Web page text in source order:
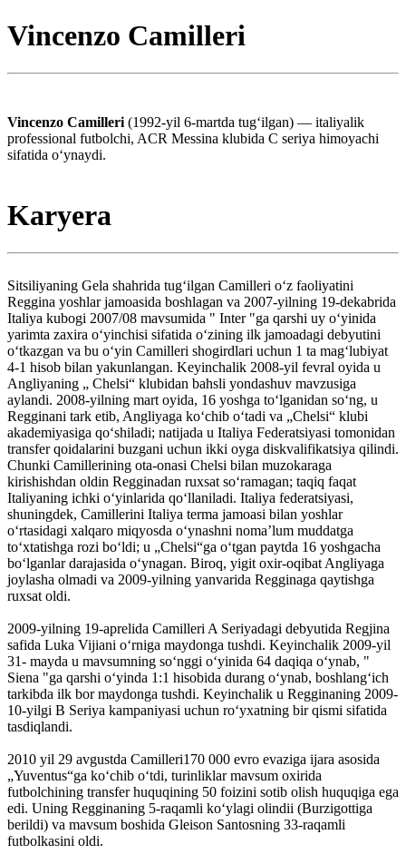
Vincenzo Camilleri
Vincenzo Camilleri (1992-yil 6-martda tugʻilgan) — italiyalik
professional futbolchi, ACR Messina klubida C seriya himoyachi
sifatida oʻynaydi.
Karyera
Sitsiliyaning Gela shahrida tugʻilgan Camilleri oʻz faoliyatini
Reggina yoshlar jamoasida boshlagan va 2007-yilning 19-dekabrida
Italiya kubogi 2007/08 mavsumida " Inter "ga qarshi uy oʻyinida
yarimta zaxira oʻyinchisi sifatida oʻzining ilk jamoadagi debyutini
oʻtkazgan va bu oʻyin Camilleri shogirdlari uchun 1 ta mag‘lubiyat
4-1 hisob bilan yakunlangan. Keyinchalik 2008-yil fevral oyida u
Angliyaning „ Chelsi“ klubidan bahsli yondashuv mavzusiga
aylandi. 2008-yilning mart oyida, 16 yoshga toʻlganidan soʻng, u
Regginani tark etib, Angliyaga koʻchib oʻtadi va „Chelsi“ klubi
akademiyasiga qoʻshiladi; natijada u Italiya Federatsiyasi tomonidan
transfer qoidalarini buzgani uchun ikki oyga diskvalifikatsiya qilindi.
Chunki Camillerining ota-onasi Chelsi bilan muzokaraga
kirishishdan oldin Regginadan ruxsat soʻramagan; taqiq faqat
Italiyaning ichki oʻyinlarida qoʻllaniladi. Italiya federatsiyasi,
shuningdek, Camillerini Italiya terma jamoasi bilan yoshlar
oʻrtasidagi xalqaro miqyosda oʻynashni nomaʼlum muddatga
toʻxtatishga rozi boʻldi; u „Chelsi“ga oʻtgan paytda 16 yoshgacha
boʻlganlar darajasida oʻynagan. Biroq, yigit oxir-oqibat Angliyaga
joylasha olmadi va 2009-yilning yanvarida Regginaga qaytishga
ruxsat oldi.
2009-yilning 19-aprelida Camilleri A Seriyadagi debyutida Regjina
safida Luka Vijiani o‘rniga maydonga tushdi. Keyinchalik 2009-yil
31- mayda u mavsumning soʻnggi oʻyinida 64 daqiqa oʻynab, "
Siena "ga qarshi oʻyinda 1:1 hisobida durang oʻynab, boshlangʻich
tarkibda ilk bor maydonga tushdi. Keyinchalik u Regginaning 2009-
10-yilgi B Seriya kampaniyasi uchun roʻyxatning bir qismi sifatida
tasdiqlandi.
2010 yil 29 avgustda Camilleri170 000 evro evaziga ijara asosida
„Yuventus“ga koʻchib oʻtdi, turinliklar mavsum oxirida
futbolchining transfer huquqining 50 foizini sotib olish huquqiga ega
edi. Uning Regginaning 5-raqamli koʻylagi olindii (Burzigottiga
berildi) va mavsum boshida Gleison Santosning 33-raqamli
futbolkasini oldi.